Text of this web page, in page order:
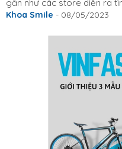
gần như các store diễn ra
Điều tuyệt vời nhất là tất cả
đây nhé, chi tiết: https://
📍Xe Điện Smile - bán xe là
#Chuyengiavexedien
Khoa Smile - 08/05/2023